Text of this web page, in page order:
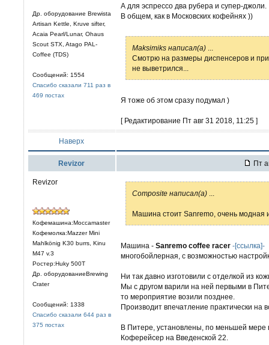
Др. оборудование Brewista
Artisan Kettle, Kruve sifter,
Acaia Pearl/Lunar, Ohaus
Scout STX, Atago PAL-
Coffee (TDS)
Сообщений: 1554
Спасибо сказали 711 раз в
469 постах
А для эспрессо два рубера и супер-джоли.
В общем, как в Московских кофейнях ))
Maksimiks написал(а)
Смотрю на размеры диспенсеров и
не выветрился...
Я тоже об этом сразу подумал )
[ Редактирование Пт авг 31 2018, 11:25 ]
Наверх
Revizor Пт
Revizor
Кофемашина:Moccamaster
Кофемолка:Mazzer Mini
Mahlkönig K30 burrs, Kinu
M47 v.3
Ростер:Huky 500T
Др. оборудованиеBrewing
Crater
Сообщений: 1338
Спасибо сказали 644 раз в
375 постах
Composite написал(а)
Машина стоит Sanremo, очень модная
Машина - Sanremo coffee racer -[ссылка]-
многобойлерная, с возможностью
Ни так давно изготовили с отделкой из
Мы с другом варили на ней первыми в
то мероприятие возили позднее.
Производит впечатление практически на
В Питере, установлены, по меньшей мере
Коферейсер на Введенской 22.